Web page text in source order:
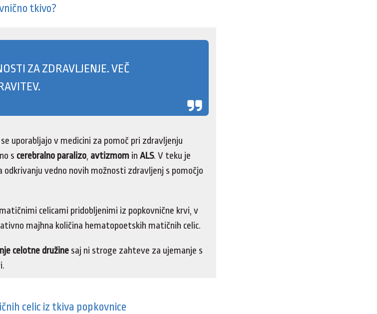
tkivo?
ZA ZDRAVLJENJE. VEČ
uporabljajo v medicini za pomoč pri zdravljenju
s cerebralno paralizo, avtizmom in ALS. V teku je
odkrivanju vedno novih možnosti zdravljenj s pomočjo
celicami pridobljenimi iz popkovnične krvi, v
majhna količina hematopoetskih matičnih celic.
celotne družine saj ni stroge zahteve za ujemanje s
celic iz tkiva popkovnice